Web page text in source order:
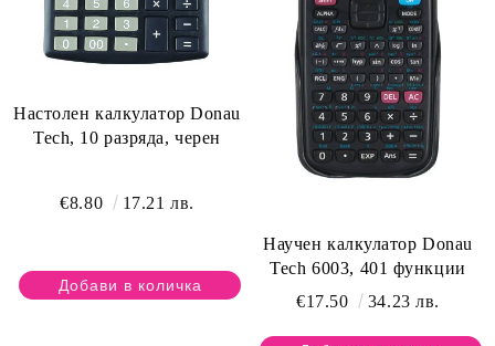
Настолен калкулатор Donau
Tech, 10 разряда, черен
€8.80 17.21 лв.
Научен калкулатор Donau
Tech 6003, 401 функции
€17.50
34.23 лв.